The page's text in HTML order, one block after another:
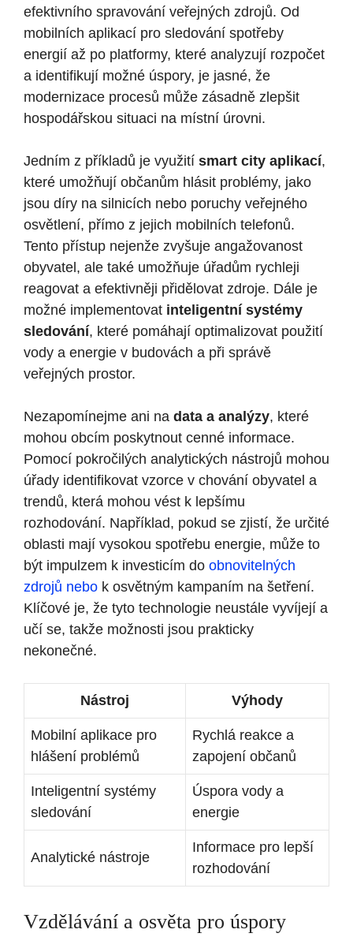
efektivního spravování veřejných zdrojů. Od
mobilních aplikací ‍pro sledování spotřeby
energií až po platformy, které analyzují rozpočet
a identifikují možné úspory, je jasné, že
modernizace procesů může zásadně zlepšit
hospodářskou situaci na místní úrovni.
Jedním z příkladů je využití smart⁤ city aplikací,
které umožňují ‌občanům hlásit problémy, jako
jsou díry na silnicích nebo poruchy veřejného
osvětlení, přímo z jejich mobilních telefonů.
Tento přístup nejenže zvyšuje angažovanost
obyvatel, ale ​také umožňuje úřadům rychleji
reagovat a efektivněji přidělovat zdroje.‍ Dále je​
možné implementovat inteligentní systémy​
sledování, které‍ pomáhají optimalizovat použití
vody a energie v‌ budovách a při správě
veřejných prostor.
Nezapomínejme ani na data a analýzy, které
mohou obcím poskytnout cenné informace.
Pomocí pokročilých analytických nástrojů mohou
úřady⁤ identifikovat vzorce v chování obyvatel a
trendů, která mohou vést k⁢ lepšímu
rozhodování. Například, pokud se zjistí, že určité‌
oblasti mají vysokou spotřebu energie, může ‌to
být impulzem k investicím do ​ obnovitelných
zdrojů nebo k ‌osvětným kampaním na šetření.
Klíčové je, že tyto technologie neustále vyvíjejí a
učí se, takže možnosti jsou prakticky
nekonečné.
Nástroj Výhody
Mobilní aplikace pro
hlášení⁢ problémů
Rychlá reakce a
zapojení občanů
Inteligentní systémy
sledování
Úspora vody a
energie
Analytické nástroje
Informace pro lepší
rozhodování
Vzdělávání a⁣ osvěta pro úspory